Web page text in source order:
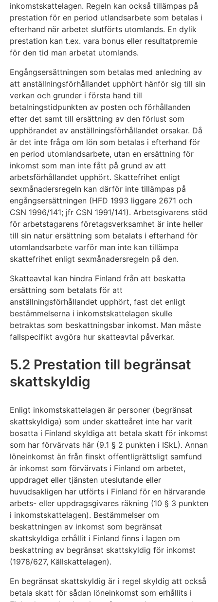
inkomstskattelagen. Regeln kan också tillämpas på
prestation för en period utlandsarbete som betalas i
efterhand när arbetet slutförts utomlands. En dylik
prestation kan t.ex. vara bonus eller resultatpremie
för den tid man arbetat utomlands.
Engångsersättningen som betalas med anledning av
att anställningsförhållandet upphört hänför sig till sin
verkan och grunder i första hand till
betalningstidpunkten av posten och förhållanden
efter det samt till ersättning av den förlust som
upphörandet av anställningsförhållandet orsakar. Då
är det inte fråga om lön som betalas i efterhand för
en period utomlandsarbete, utan en ersättning för
inkomst som man inte fått på grund av att
arbetsförhållandet upphört. Skattefrihet enligt
sexmånadersregeln kan därför inte tillämpas på
engångsersättningen (HFD 1993 liggare 2671 och
CSN 1996/141; jfr CSN 1991/141). Arbetsgivarens stöd
för arbetstagarens företagsverksamhet är inte heller
till sin natur ersättning som betalats i efterhand för
utomlandsarbete varför man inte kan tillämpa
skattefrihet enligt sexmånadersregeln på den.
Skatteavtal kan hindra Finland från att beskatta
ersättning som betalats för att
anställningsförhållandet upphört, fast det enligt
bestämmelserna i inkomstskattelagen skulle
betraktas som beskattningsbar inkomst. Man måste
fallspecifikt avgöra hur skatteavtal påverkar.
5.2 Prestation till begränsat
skattskyldig
Enligt inkomstskattelagen är personer (begränsat
skattskyldiga) som under skatteåret inte har varit
bosatta i Finland skyldiga att betala skatt för inkomst
som har förvärvats här (9.1 § 2 punkten i ISkL). Annan
löneinkomst än från finskt offentligrättsligt samfund
är inkomst som förvärvats i Finland om arbetet,
uppdraget eller tjänsten uteslutande eller
huvudsakligen har utförts i Finland för en härvarande
arbets- eller uppdragsgivares räkning (10 § 3 punkten
i inkomstskattelagen). Bestämmelser om
beskattningen av inkomst som begränsat
skattskyldiga erhållit i Finland finns i lagen om
beskattning av begränsat skattskyldig för inkomst
(1978/627, Källskattelagen).
En begränsat skattskyldig är i regel skyldig att också
betala skatt för sådan löneinkomst som erhållits i